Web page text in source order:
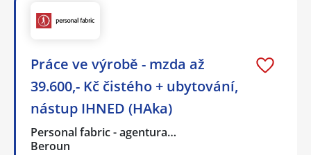
Práce ve výrobě - mzda až
39.600,- Kč čistého + ubytování,
nástup IHNED (HAka)
Personal fabric - agentura…
Beroun